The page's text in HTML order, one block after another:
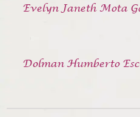
Evelyn Janeth Mota
Dolman Humberto